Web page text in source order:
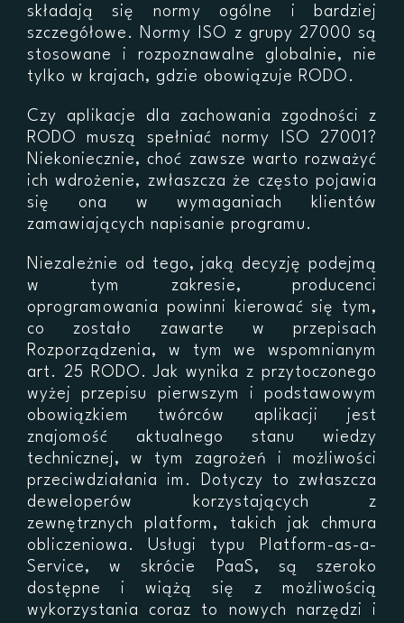
składają się normy ogólne i bardziej
szczegółowe. Normy ISO z grupy 27000 są
stosowane i rozpoznawalne globalnie, nie
tylko w krajach, gdzie obowiązuje RODO.
Czy aplikacje dla zachowania zgodności z
RODO muszą spełniać normy ISO 27001?
Niekoniecznie, choć zawsze warto rozważyć
ich wdrożenie, zwłaszcza że często pojawia
się ona w wymaganiach klientów
zamawiających napisanie programu.
Niezależnie od tego, jaką decyzję podejmą
w tym zakresie, producenci
oprogramowania powinni kierować się tym,
co zostało zawarte w przepisach
Rozporządzenia, w tym we wspomnianym
art. 25 RODO. Jak wynika z przytoczonego
wyżej przepisu pierwszym i podstawowym
obowiązkiem twórców aplikacji jest
znajomość aktualnego stanu wiedzy
technicznej, w tym zagrożeń i możliwości
przeciwdziałania im. Dotyczy to zwłaszcza
deweloperów korzystających z
zewnętrznych platform, takich jak chmura
obliczeniowa. Usługi typu Platform-as-a-
Service, w skrócie PaaS, są szeroko
dostępne i wiążą się z możliwością
wykorzystania coraz to nowych narzędzi i